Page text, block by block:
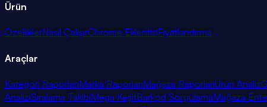
Ürün
ÖzelliklerNasıl ÇalışırChrome EklentisiFiyatlandırma
Araçlar
Kategori RaporlarıMarka RaporlarıMağaza RaporlarıÜrün Analiz
AnaliziSıralama TakibiMega KeşifBarkod SorgulamaMağaza